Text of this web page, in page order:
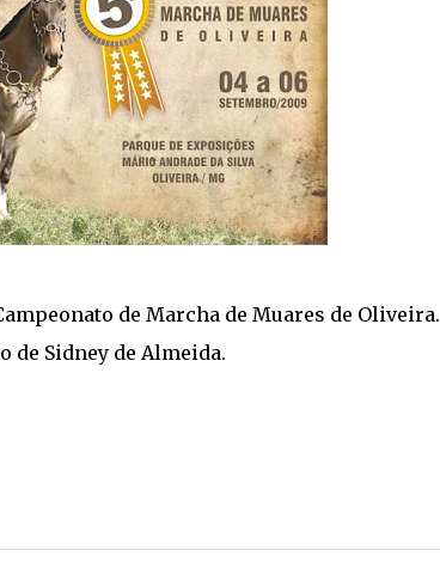
de Marcha de Muares de Oliveira.
de Sidney de Almeida.